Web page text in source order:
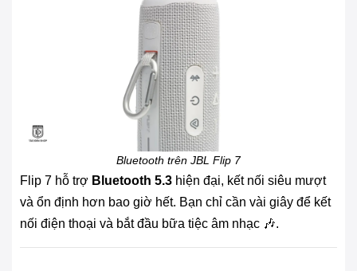
Bluetooth trên JBL Flip 7
Flip 7 hỗ trợ Bluetooth 5.3 hiện đại, kết nối siêu mượt
và ổn định hơn bao giờ hết. Bạn chỉ cần vài giây để kết
nối điện thoại và bắt đầu bữa tiệc âm nhạc 🎶.